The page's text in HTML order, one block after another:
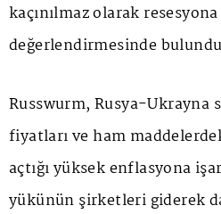
kaçınılmaz olarak
değerlendirmesinde
Russwurm, Rusya-Ukrayna
fiyatları ve ham
açtığı yüksek enflasyona
yükünün şirketleri giderek